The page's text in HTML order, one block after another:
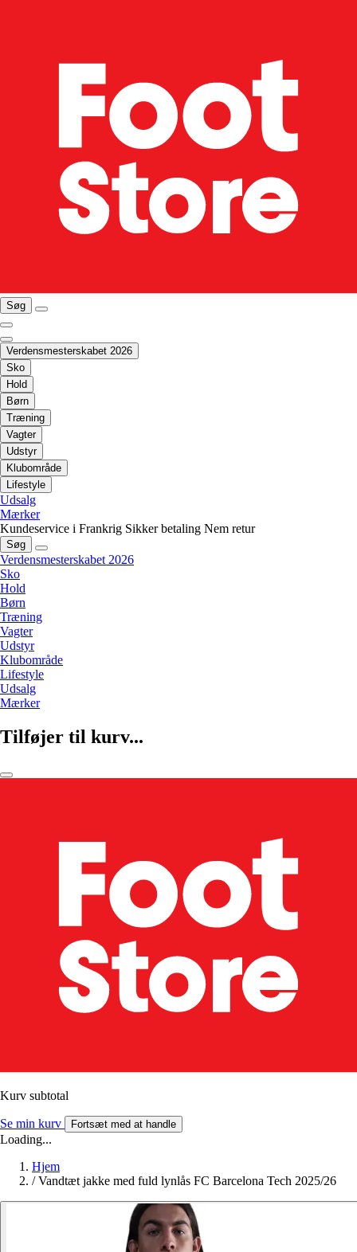
Søg
Verdensmesterskabet 2026
Sko
Hold
Børn
Træning
Vagter
Udstyr
Klubområde
Lifestyle
Udsalg
Mærker
Kundeservice i Frankrig Sikker betaling Nem retur
Søg
Verdensmesterskabet 2026
Sko
Hold
Børn
Træning
Vagter
Udstyr
Klubområde
Lifestyle
Udsalg
Mærker
Tilføjer til kurv...
Kurv subtotal
Se min kurv Fortsæt med at handle
Loading...
Hjem
/ Vandtæt jakke med fuld lynlås FC Barcelona Tech 2025/26